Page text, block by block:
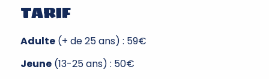
TARIF
Adulte (+ de 25 ans) : 59€
Jeune (13-25 ans) : 50€